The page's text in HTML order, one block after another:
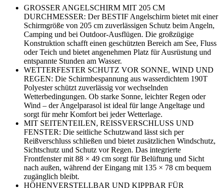
GROSSER ANGELSCHIRM MIT 205 CM
DURCHMESSER: Der BESTIF Angelschirm bietet mit einer
Schirmgröße von 205 cm zuverlässigen Schutz beim Angeln,
Camping und bei Outdoor-Ausflügen. Die großzügige
Konstruktion schafft einen geschützten Bereich am See, Fluss
oder Teich und bietet angenehmen Platz für Ausrüstung und
entspannte Stunden am Wasser.
WETTERFESTER SCHUTZ VOR SONNE, WIND UND
REGEN: Die Schirmbespannung aus wasserdichtem 190T
Polyester schützt zuverlässig vor wechselnden
Wetterbedingungen. Ob starke Sonne, leichter Regen oder
Wind – der Angelparasol ist ideal für lange Angeltage und
sorgt für mehr Komfort bei jeder Wetterlage.
MIT SEITENTEILEN, REISSVERSCHLUSS UND
FENSTER: Die seitliche Schutzwand lässt sich per
Reißverschluss schließen und bietet zusätzlichen Windschutz,
Sichtschutz und Schutz vor Regen. Das integrierte
Frontfenster mit 88 × 49 cm sorgt für Belüftung und Sicht
nach außen, während der Eingang mit 135 × 78 cm bequem
zugänglich bleibt.
HÖHENVERSTELLBAR UND KIPPBAR FÜR